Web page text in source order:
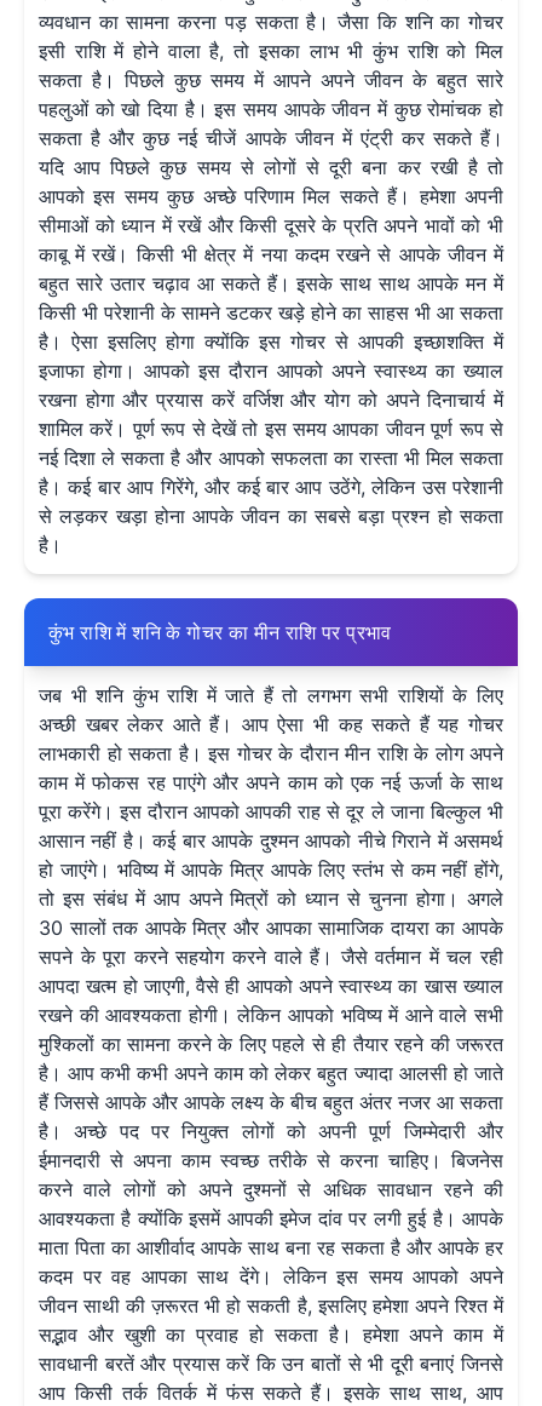
व्यवधान का सामना करना पड़ सकता है। जैसा कि शनि का गोचर
इसी राशि में होने वाला है, तो इसका लाभ भी कुंभ राशि को मिल
सकता है। पिछले कुछ समय में आपने अपने जीवन के बहुत सारे
पहलुओं को खो दिया है। इस समय आपके जीवन में कुछ रोमांचक हो
सकता है और कुछ नई चीजें आपके जीवन में एंट्री कर सकते हैं।
यदि आप पिछले कुछ समय से लोगों से दूरी बना कर रखी है तो
आपको इस समय कुछ अच्छे परिणाम मिल सकते हैं। हमेशा अपनी
सीमाओं को ध्यान में रखें और किसी दूसरे के प्रति अपने भावों को भी
काबू में रखें। किसी भी क्षेत्र में नया कदम रखने से आपके जीवन में
बहुत सारे उतार चढ़ाव आ सकते हैं। इसके साथ साथ आपके मन में
किसी भी परेशानी के सामने डटकर खड़े होने का साहस भी आ सकता
है। ऐसा इसलिए होगा क्योंकि इस गोचर से आपकी इच्छाशक्ति में
इजाफा होगा। आपको इस दौरान आपको अपने स्वास्थ्य का ख्याल
रखना होगा और प्रयास करें वर्जिश और योग को अपने दिनाचार्य में
शामिल करें। पूर्ण रूप से देखें तो इस समय आपका जीवन पूर्ण रूप से
नई दिशा ले सकता है और आपको सफलता का रास्ता भी मिल सकता
है। कई बार आप गिरेंगे, और कई बार आप उठेंगे, लेकिन उस परेशानी
से लड़कर खड़ा होना आपके जीवन का सबसे बड़ा प्रश्न हो सकता
है।
कुंभ राशि में शनि के गोचर का मीन राशि पर प्रभाव
जब भी शनि कुंभ राशि में जाते हैं तो लगभग सभी राशियों के लिए
अच्छी खबर लेकर आते हैं। आप ऐसा भी कह सकते हैं यह गोचर
लाभकारी हो सकता है। इस गोचर के दौरान मीन राशि के लोग अपने
काम में फोकस रह पाएंगे और अपने काम को एक नई ऊर्जा के साथ
पूरा करेंगे। इस दौरान आपको आपकी राह से दूर ले जाना बिल्कुल भी
आसान नहीं है। कई बार आपके दुश्मन आपको नीचे गिराने में असमर्थ
हो जाएंगे। भविष्य में आपके मित्र आपके लिए स्तंभ से कम नहीं होंगे,
तो इस संबंध में आप अपने मित्रों को ध्यान से चुनना होगा। अगले
30 सालों तक आपके मित्र और आपका सामाजिक दायरा का आपके
सपने के पूरा करने सहयोग करने वाले हैं। जैसे वर्तमान में चल रही
आपदा खत्म हो जाएगी, वैसे ही आपको अपने स्वास्थ्य का खास ख्याल
रखने की आवश्यकता होगी। लेकिन आपको भविष्य में आने वाले सभी
मुश्किलों का सामना करने के लिए पहले से ही तैयार रहने की जरूरत
है। आप कभी कभी अपने काम को लेकर बहुत ज्यादा आलसी हो जाते
हैं जिससे आपके और आपके लक्ष्य के बीच बहुत अंतर नजर आ सकता
है। अच्छे पद पर नियुक्त लोगों को अपनी पूर्ण जिम्मेदारी और
ईमानदारी से अपना काम स्वच्छ तरीके से करना चाहिए। बिजनेस
करने वाले लोगों को अपने दुश्मनों से अधिक सावधान रहने की
आवश्यकता है क्योंकि इसमें आपकी इमेज दांव पर लगी हुई है। आपके
माता पिता का आशीर्वाद आपके साथ बना रह सकता है और आपके हर
कदम पर वह आपका साथ देंगे। लेकिन इस समय आपको अपने
जीवन साथी की ज़रूरत भी हो सकती है, इसलिए हमेशा अपने रिश्त में
सद्भाव और खुशी का प्रवाह हो सकता है। हमेशा अपने काम में
सावधानी बरतें और प्रयास करें कि उन बातों से भी दूरी बनाएं जिनसे
आप किसी तर्क वितर्क में फंस सकते हैं। इसके साथ साथ, आप